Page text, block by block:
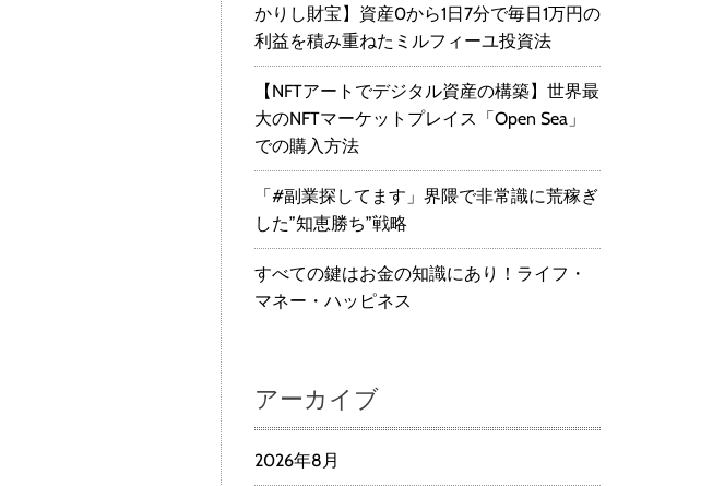
かりし財宝】資産0から1日7分で毎日1万円の
利益を積み重ねたミルフィーユ投資法
【NFTアートでデジタル資産の構築】世界最
大のNFTマーケットプレイス「Open Sea」
での購入方法
「#副業探してます」界隈で非常識に荒稼ぎ
した”知恵勝ち”戦略
すべての鍵はお金の知識にあり！ライフ・
マネー・ハッピネス
アーカイブ
2026年8月